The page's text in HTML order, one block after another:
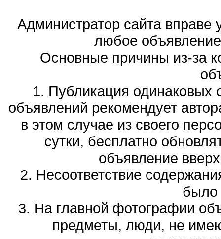
Администратор сайта вправе
любое
Основные причины из-за
1. Публикация одинаковых
объявлений рекомендует
в этом случае из своего
сутки, бесплатно
объявление
2. Несоответствие
было
3. На главной фотографии
предметы, люди, не